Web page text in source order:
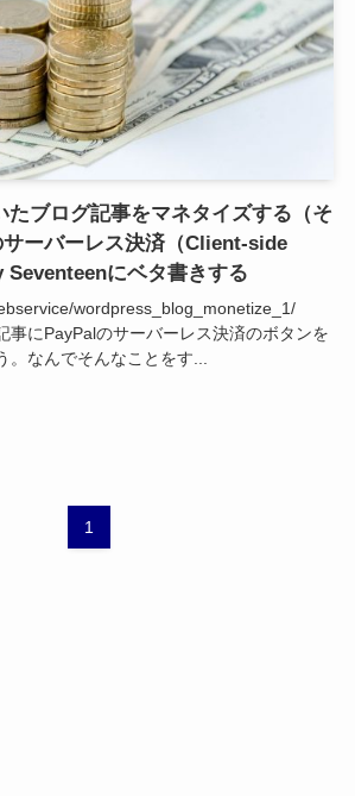
ブログ記事をマネタイズする（そ
ーバーレス決済（Client-side
Seventeenにベタ書きする
wordpress_blog_monetize_1/
事にPayPalのサーバーレス決済のボタンを
。なんでそんなことをす...
1